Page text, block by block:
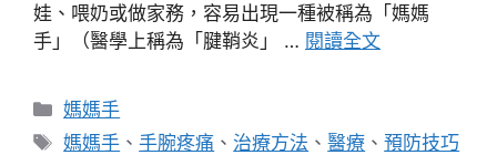
娃、喂奶或做家務，容易出現一種被稱為「媽媽
手」（醫學上稱為「腱鞘炎」 … 閱讀全文
分
類
媽媽手
標
媽媽手 、手腕疼痛 、 治療方法 、醫療 、預防技巧